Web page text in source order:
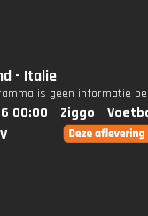
- Italie
is geen informatie
00:00 Ziggo